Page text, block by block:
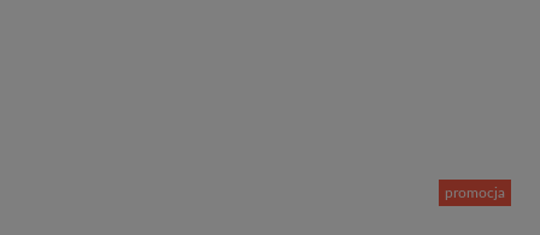
promocja